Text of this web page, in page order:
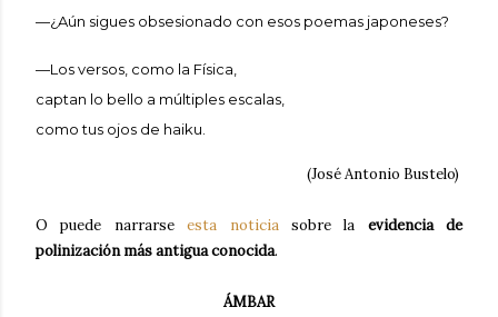
—¿Aún sigues obsesionado con esos poemas japoneses?
—Los versos, como la Física,
captan lo bello a múltiples escalas,
como tus ojos de haiku.
(José Antonio Bustelo)
O puede narrarseesta noticiasobre la evidencia de
polinización más antigua conocida.
ÁMBAR